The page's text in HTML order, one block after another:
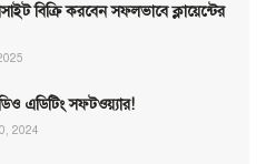
বিক্রি করবেন সফলভাবে ক্লায়েন্টের
এডিটিং সফটওয়্যার!
2024